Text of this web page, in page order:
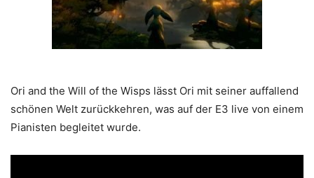
Ori and the Will of the Wisps lässt Ori mit seiner auffallend
schönen Welt zurückkehren, was auf der E3 live von einem
Pianisten begleitet wurde.